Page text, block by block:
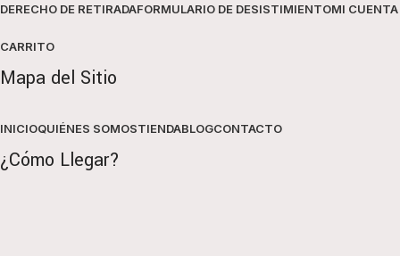
DERECHO DE RETIRADAFORMULARIO DE DESISTIMIENTOMI CUENTA
CARRITO
Mapa del Sitio
INICIOQUIÉNES SOMOSTIENDABLOGCONTACTO
¿Cómo Llegar?